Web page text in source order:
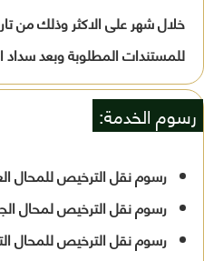
خلال شهر على الاكثر وذلك من
للمستندات المطلوبة وبعد سداد
رسوم الخدمة:
رسوم نقل الترخيص للمحال العامه
رسوم نقل الترخيص لمحال الجزارة
رسوم نقل الترخيص للمحال التجارية